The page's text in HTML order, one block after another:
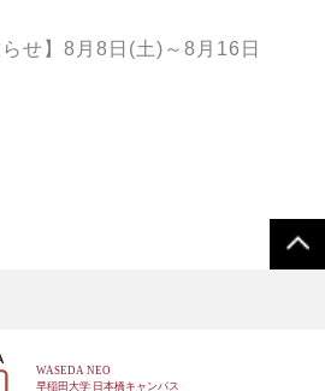
らせ】8月8日(土)～8月16日